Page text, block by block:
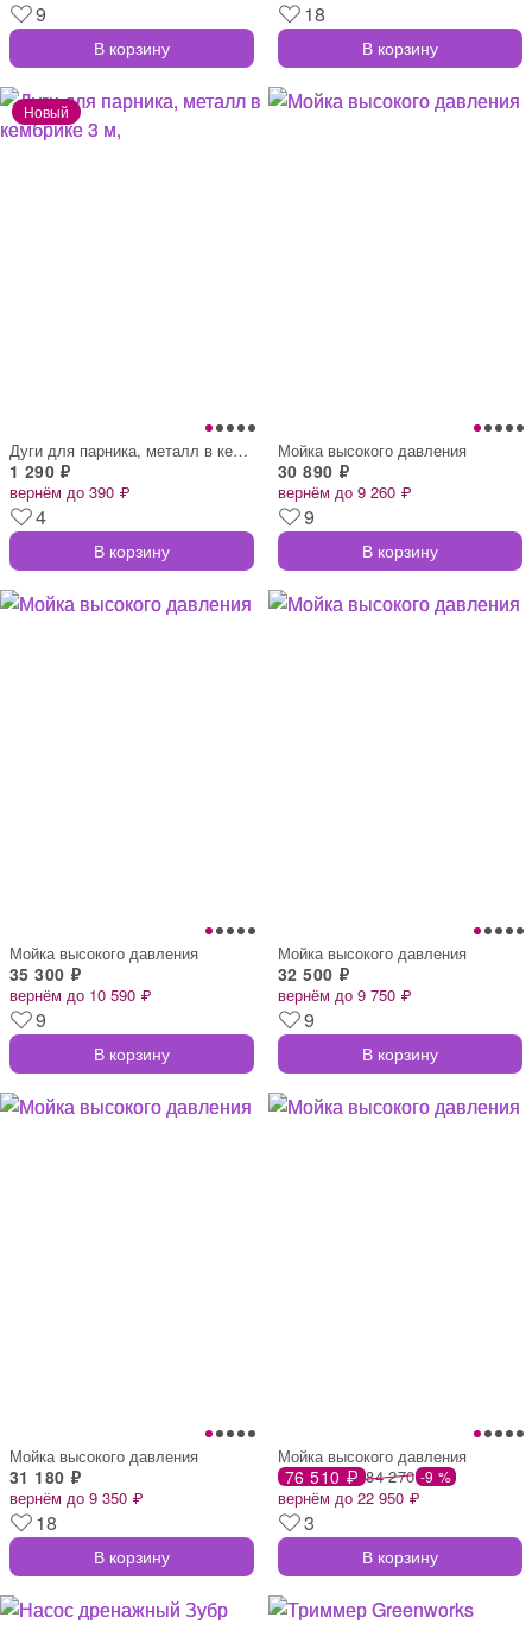
9
В корзину
18
В корзину
Дуги для парника, металл в кембрике 3 м,
1 290 ₽
вернём до 390 ₽
4
В корзину
Мойка высокого давления
30 890 ₽
вернём до 9 260 ₽
9
В корзину
Мойка высокого давления
35 300 ₽
вернём до 10 590 ₽
9
В корзину
Мойка высокого давления
32 500 ₽
вернём до 9 750 ₽
9
В корзину
Мойка высокого давления
31 180 ₽
вернём до 9 350 ₽
18
В корзину
Мойка высокого давления
76 510 ₽ 84 270 -9 %
вернём до 22 950 ₽
3
В корзину